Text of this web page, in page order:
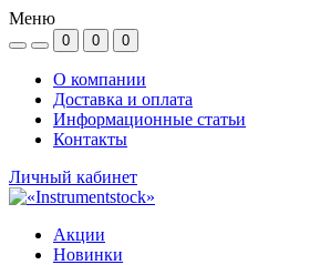
Меню
0 0 0
О компании
Доставка и оплата
Информационные статьи
Контакты
Личный кабинет
Акции
Новинки